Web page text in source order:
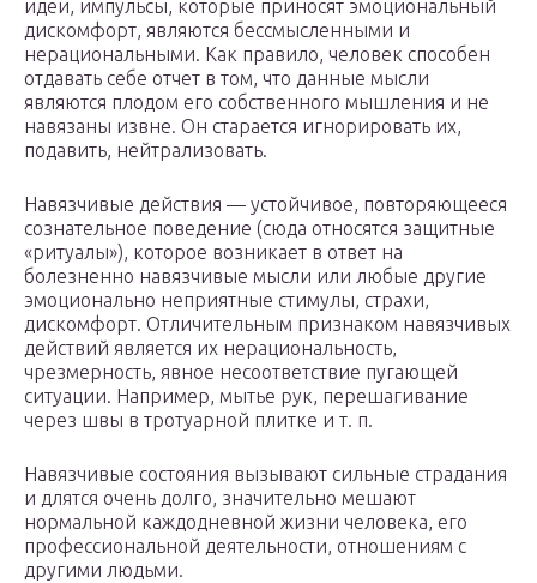
идеи, импульсы, которые приносят эмоциональный
дискомфорт, являются бессмысленными и
нерациональными. Как правило, человек способен
отдавать себе отчет в том, что данные мысли
являются плодом его собственного мышления и не
навязаны извне. Он старается игнорировать их,
подавить, нейтрализовать.
Навязчивые действия — устойчивое, повторяющееся
сознательное поведение (сюда относятся защитные
«ритуалы»), которое возникает в ответ на
болезненно навязчивые мысли или любые другие
эмоционально неприятные стимулы, страхи,
дискомфорт. Отличительным признаком навязчивых
действий является их нерациональность,
чрезмерность, явное несоответствие пугающей
ситуации. Например, мытье рук, перешагивание
через швы в тротуарной плитке и т. п.
Навязчивые состояния вызывают сильные страдания
и длятся очень долго, значительно мешают
нормальной каждодневной жизни человека, его
профессиональной деятельности, отношениям с
другими людьми.